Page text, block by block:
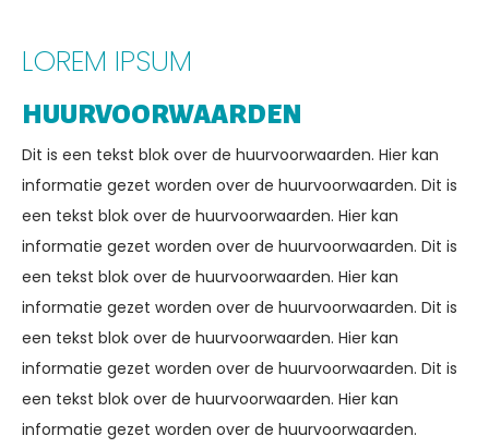
LOREM IPSUM
HUURVOORWAARDEN
Dit is een tekst blok over de huurvoorwaarden. Hier kan
informatie gezet worden over de huurvoorwaarden. Dit is
een tekst blok over de huurvoorwaarden. Hier kan
informatie gezet worden over de huurvoorwaarden. Dit is
een tekst blok over de huurvoorwaarden. Hier kan
informatie gezet worden over de huurvoorwaarden. Dit is
een tekst blok over de huurvoorwaarden. Hier kan
informatie gezet worden over de huurvoorwaarden. Dit is
een tekst blok over de huurvoorwaarden. Hier kan
informatie gezet worden over de huurvoorwaarden.